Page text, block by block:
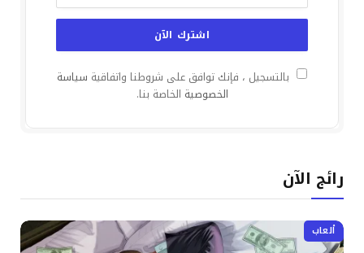
بالتسجيل ، فإنك توافق على شروطنا واتفاقية سياسة
الخصوصية الخاصة بنا.
رائج الآن
ألعاب